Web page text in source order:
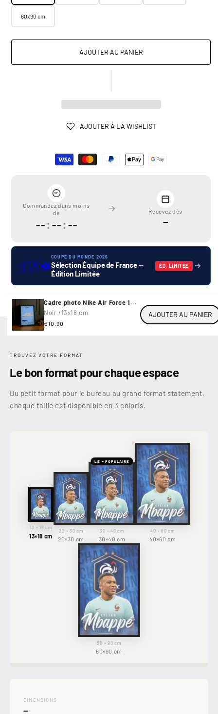
60x90 cm
AJOUTER AU PANIER
AJOUTER À LA WISHLIST
Commandez dans moins
de
--: --: --
Recevez dès
—
🇫🇷⚽
COUPE DU MONDE 2026
Sélection Équipe de France —
Édition Limitée
ÉD. LIMITÉE
Cadre photo Nike Air Force 1...
Noir /13x18 cm
Prix
€10,90
AJOUTER AU PANIER
TROUVEZ VOTRE FORMAT
Le bon format pour chaque espace
Du petit format pour le bureau au grand format statement,
chaque taille est disponible en 3 coloris.
13 × 18 cm
13×18 cm
20 × 30 cm
20×30 cm
LE + POPULAIRE
30 × 40 cm
30×40 cm
40 × 60 cm
40×60 cm
60 × 90 cm
60×90 cm
DIMENSIONS
—